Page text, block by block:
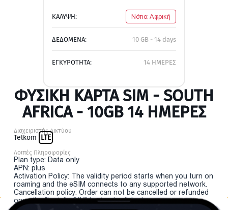
ΚΑΛΥΨΗ: Νότια Αφρική
ΔΕΔΟΜΕΝΑ: 10 GB - 14 days
ΕΓΚΥΡΟΤΗΤΑ: 14 ΗΜΕΡΕΣ
ΦΥΣΙΚΉ ΚΆΡΤΑ SIM - SOUTH
AFRICA - 10GB 14 ΗΜΕΡΕΣ
Διαχειριστής Δικτύου
Telkom LTE
Λοιπές Πληροφορίες
Plan type: Data only
APN: plus
Activation Policy: The validity period starts when you turn on
roaming and the eSIM connects to any supported network.
Cancellation policy: Order can not be cancelled or refunded
once the "install eSIM" button is clicked.